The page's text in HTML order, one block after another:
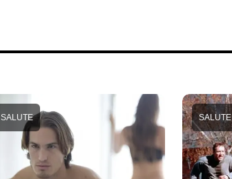
SALUTE SALUTE